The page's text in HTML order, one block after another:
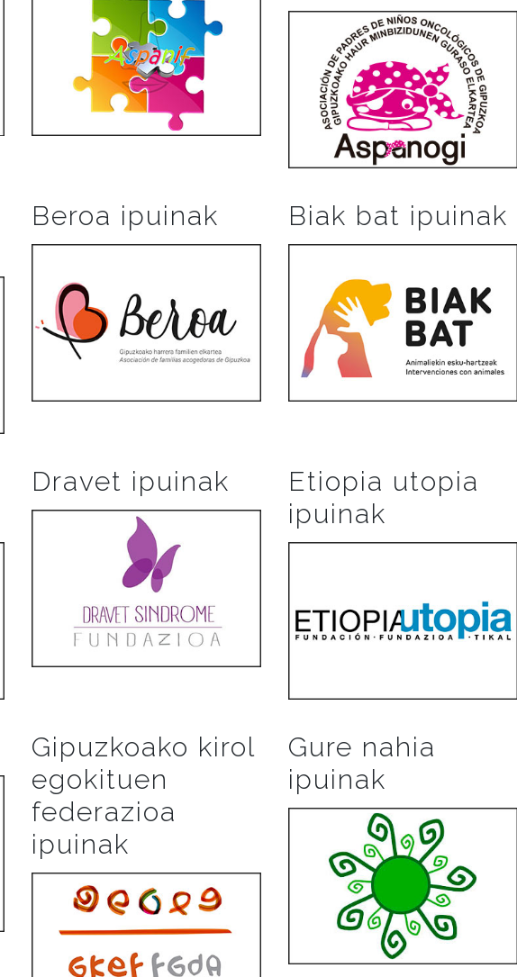
Beroa ipuinak Biak bat ipuinak
Dravet ipuinak
Etiopia utopia
ipuinak
Gipuzkoako kirol
egokituen
federazioa
ipuinak
Gure nahia
ipuinak